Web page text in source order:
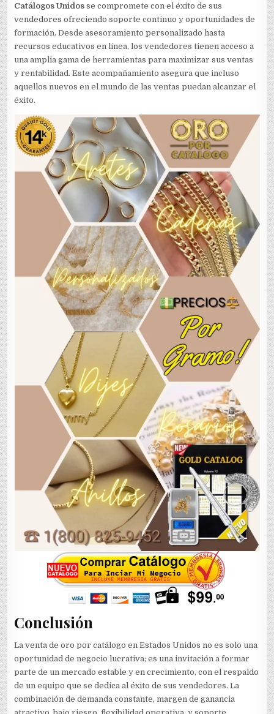
Catálogos Unidos se compromete con el éxito de sus
vendedores ofreciendo soporte continuo y oportunidades de
formación. Desde asesoramiento personalizado hasta
recursos educativos en línea, los vendedores tienen acceso a
una amplia gama de herramientas para maximizar sus ventas
y rentabilidad. Este acompañamiento asegura que incluso
aquellos nuevos en el mundo de las ventas puedan alcanzar el
éxito.
Conclusión
La venta de oro por catálogo en Estados Unidos no es solo una
oportunidad de negocio lucrativa; es una invitación a formar
parte de un mercado estable y en crecimiento, con el respaldo
de un equipo que se dedica al éxito de sus vendedores. La
combinación de demanda constante, margen de ganancia